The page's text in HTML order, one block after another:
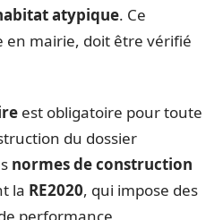
atypique. Ce
en mairie, doit être vérifié
est obligatoire pour toute
du dossier
normes de construction
la RE2020, qui impose des